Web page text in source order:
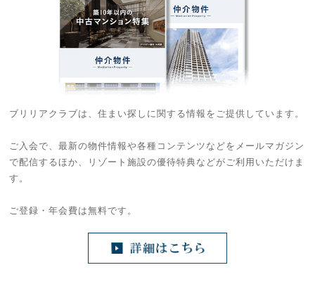
ブリリアクラブは、住まい探しに関する情報をご提供しています。
ご入会で、最新の物件情報や各種コンテンツなどをメールマガジン
で配信するほか、リゾート施設の優待特典などがご利用いただけま
す。
ご登録・年会費は無料です。